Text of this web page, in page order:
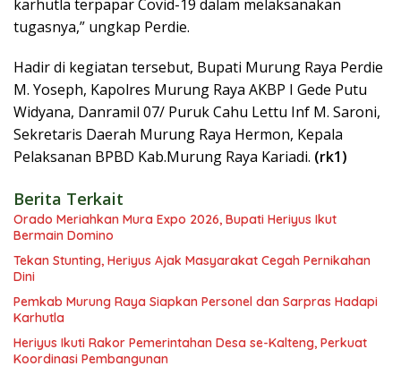
karhutla terpapar Covid-19 dalam melaksanakan
tugasnya,” ungkap Perdie.
Hadir di kegiatan tersebut, Bupati Murung Raya Perdie
M. Yoseph, Kapolres Murung Raya AKBP I Gede Putu
Widyana, Danramil 07/ Puruk Cahu Lettu Inf M. Saroni,
Sekretaris Daerah Murung Raya Hermon, Kepala
Pelaksanan BPBD Kab.Murung Raya Kariadi. (rk1)
Berita Terkait
Orado Meriahkan Mura Expo 2026, Bupati Heriyus Ikut
Bermain Domino
Tekan Stunting, Heriyus Ajak Masyarakat Cegah Pernikahan
Dini
Pemkab Murung Raya Siapkan Personel dan Sarpras Hadapi
Karhutla
Heriyus Ikuti Rakor Pemerintahan Desa se-Kalteng, Perkuat
Koordinasi Pembangunan